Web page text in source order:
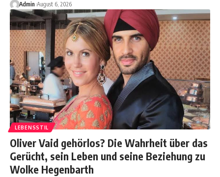
Admin August 6, 2026
LEBENSSTIL
Oliver Vaid gehörlos? Die Wahrheit über das
Gerücht, sein Leben und seine Beziehung zu
Wolke Hegenbarth